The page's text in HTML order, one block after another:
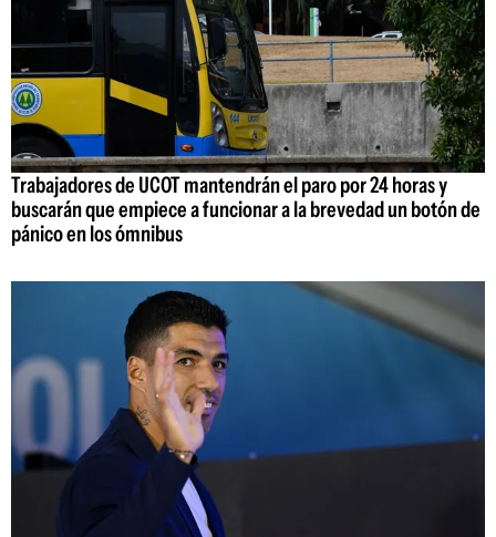
Trabajadores de UCOT mantendrán el paro por 24 horas y
buscarán que empiece a funcionar a la brevedad un botón de
pánico en los ómnibus